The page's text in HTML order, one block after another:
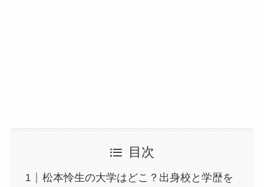
目次
松本怜生の大学はどこ？出身校と学歴を